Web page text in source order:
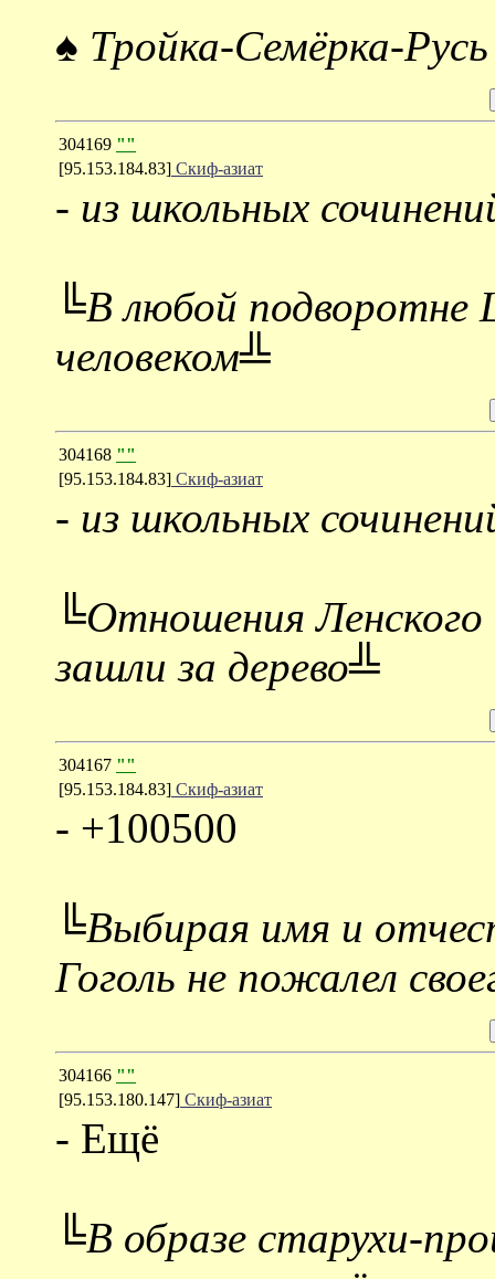
♠ Тройка-Семёрка-
304169 ""
[95.153.184.83] Скиф-азиат
- из школьных
╚В любой
человеком╩
304168 ""
[95.153.184.83] Скиф-азиат
- из школьных
╚Отношения Ленского
зашли за дерево╩
304167 ""
[95.153.184.83] Скиф-азиат
- +100500
╚Выбирая имя и
Гоголь не пожалел
304166 ""
[95.153.180.147] Скиф-азиат
- Ещё
╚В образе старухи-